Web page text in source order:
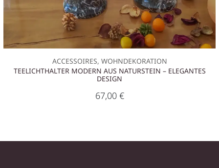
ACCESSOIRES, WOHNDEKORATION
TEELICHTHALTER MODERN AUS NATURSTEIN – ELEGANTES
DESIGN
67,00 €